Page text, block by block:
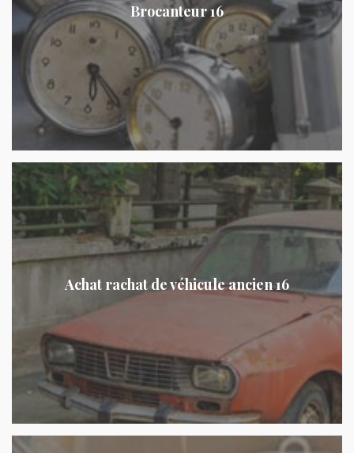
Brocanteur 16
Achat rachat de véhicule ancien 16